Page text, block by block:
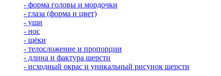
- форма головы и мордочки
- глаза (форма и цвет)
- уши
- нос
- щёки
- телосложение и пропорции
- длина и фактура шерсти
- исходный окрас и уникальный рисунок шерсти